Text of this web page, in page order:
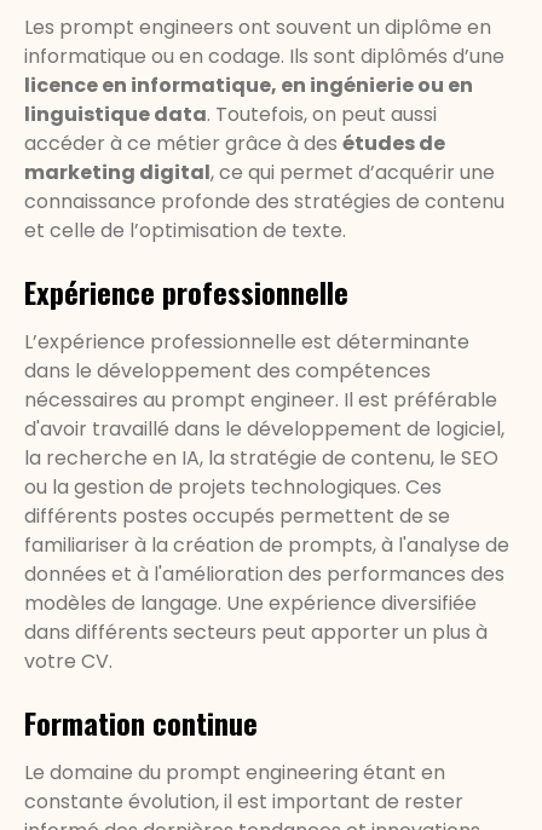
Les prompt engineers ont souvent un diplôme en
informatique ou en codage. Ils sont diplômés d’une
licence en informatique, en ingénierie ou en
linguistique data. Toutefois, on peut aussi
accéder à ce métier grâce à des études de
marketing digital, ce qui permet d’acquérir une
connaissance profonde des stratégies de contenu
et celle de l’optimisation de texte.
Expérience professionnelle
L’expérience professionnelle est déterminante
dans le développement des compétences
nécessaires au prompt engineer. Il est préférable
d'avoir travaillé dans le développement de logiciel,
la recherche en IA, la stratégie de contenu, le SEO
ou la gestion de projets technologiques. Ces
différents postes occupés permettent de se
familiariser à la création de prompts, à l'analyse de
données et à l'amélioration des performances des
modèles de langage. Une expérience diversifiée
dans différents secteurs peut apporter un plus à
votre CV.
Formation continue
Le domaine du prompt engineering étant en
constante évolution, il est important de rester